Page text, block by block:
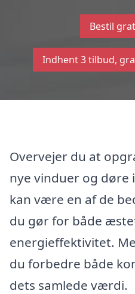
Bestil
Indhent 3 tilbud,
Overvejer du at
nye vinduer og døre
kan være en af de
du gør for både
energieffektivitet.
du forbedre både
dets samlede værdi.